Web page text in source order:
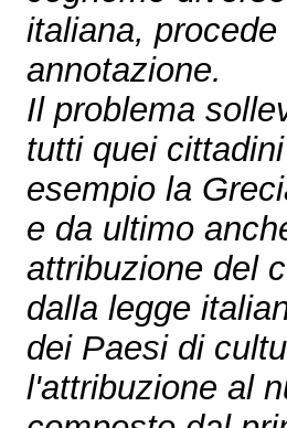
italiana,
annotazione.
Il problema
tutti quei
esempio la
e da ultimo
attribuzione del
dalla legge
dei Paesi di
l'attribuzione al